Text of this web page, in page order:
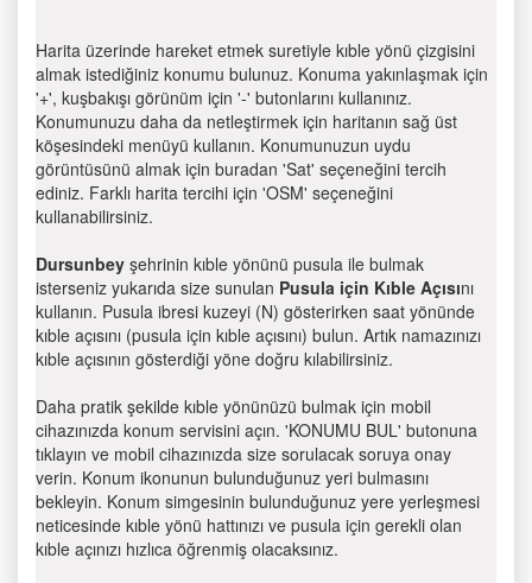
Harita üzerinde hareket etmek suretiyle kıble yönü çizgisini
almak istediğiniz konumu bulunuz. Konuma yakınlaşmak için
'+', kuşbakışı görünüm için '-' butonlarını kullanınız.
Konumunuzu daha da netleştirmek için haritanın sağ üst
köşesindeki menüyü kullanın. Konumunuzun uydu
görüntüsünü almak için buradan 'Sat' seçeneğini tercih
ediniz. Farklı harita tercihi için 'OSM' seçeneğini
kullanabilirsiniz.
Dursunbey şehrinin kıble yönünü pusula ile bulmak
isterseniz yukarıda size sunulan Pusula için Kıble Açısını
kullanın. Pusula ibresi kuzeyi (N) gösterirken saat yönünde
kıble açısını (pusula için kıble açısını) bulun. Artık namazınızı
kıble açısının gösterdiği yöne doğru kılabilirsiniz.
Daha pratik şekilde kıble yönünüzü bulmak için mobil
cihazınızda konum servisini açın. 'KONUMU BUL' butonuna
tıklayın ve mobil cihazınızda size sorulacak soruya onay
verin. Konum ikonunun bulunduğunuz yeri bulmasını
bekleyin. Konum simgesinin bulunduğunuz yere yerleşmesi
neticesinde kıble yönü hattınızı ve pusula için gerekli olan
kıble açınızı hızlıca öğrenmiş olacaksınız.